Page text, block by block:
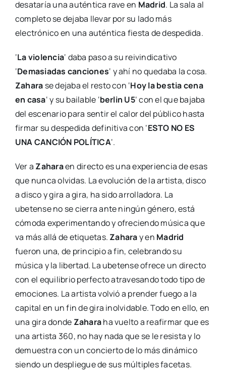
desataría una auténtica rave en Madrid. La sala al
completo se dejaba llevar por su lado más
electrónico en una auténtica fiesta de despedida.
‘La violencia‘ daba paso a su reivindicativo
‘Demasiadas canciones‘ y ahí no quedaba la cosa.
Zahara se dejaba el resto con ‘Hoy la bestia cena
en casa‘ y su bailable ‘berlin U5‘ con el que bajaba
del escenario para sentir el calor del público hasta
firmar su despedida definitiva con ‘ESTO NO ES
UNA CANCIÓN POLÍTICA‘.
Ver a Zaharaen directo es una experiencia de esas
que nunca olvidas. La evolución de la artista, disco
a disco y gira a gira, ha sido arrolladora. La
ubetense no se cierra ante ningún género, está
cómoda experimentando y ofreciendo música que
va más allá de etiquetas. Zaharay en Madrid
fueron una, de principio a fin, celebrando su
música y la libertad. La ubetense ofrece un directo
con el equilibrio perfecto atravesando todo tipo de
emociones. La artista volvió a prender fuego a la
capital en un fin de gira inolvidable. Todo en ello, en
una gira donde Zaharaha vuelto a reafirmar que es
una artista 360, no hay nada que se le resista y lo
demuestra con un concierto de lo más dinámico
siendo un despliegue de sus múltiples facetas.